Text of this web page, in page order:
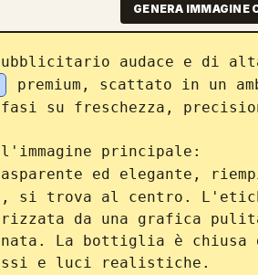
GENERA IMMAGINE
audace e di
premium, scattato in un
su freschezza,
principale:
ed elegante,
si trova al centro.
da una grafica
La bottiglia è chiusa
e luci realistiche.